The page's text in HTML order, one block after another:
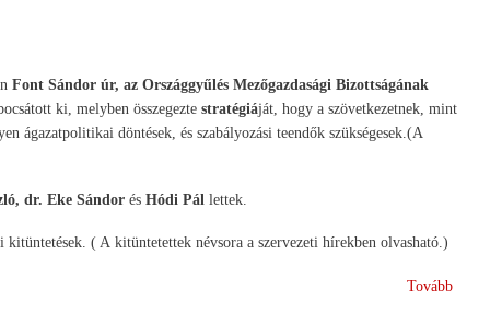
Font Sándor úr, az Országgyűlés Mezőgazdasági Bizottságának
ki, melyben összegezte stratégiáját, hogy a szövetkezetnek, mint
ágazatpolitikai döntések, és szabályozási teendők szükségesek.(A
dr. Eke Sándor ésHódi Pál lettek.
( A kitüntetettek névsora a szervezeti hírekben olvasható.)
Tovább